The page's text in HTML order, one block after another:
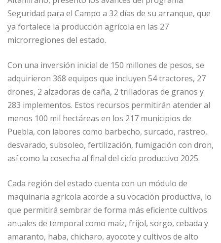
Seguridad para el Campo a 32 días de su arranque, que
ya fortalece la producción agrícola en las 27
microrregiones del estado.
Con una inversión inicial de 150 millones de pesos, se
adquirieron 368 equipos que incluyen 54 tractores, 27
drones, 2 alzadoras de caña, 2 trilladoras de granos y
283 implementos. Estos recursos permitirán atender al
menos 100 mil hectáreas en los 217 municipios de
Puebla, con labores como barbecho, surcado, rastreo,
desvarado, subsoleo, fertilización, fumigación con dron,
así como la cosecha al final del ciclo productivo 2025.
Cada región del estado cuenta con un módulo de
maquinaria agrícola acorde a su vocación productiva, lo
que permitirá sembrar de forma más eficiente cultivos
anuales de temporal como maíz, frijol, sorgo, cebada y
amaranto, haba, chicharo, ayocote y cultivos de alto